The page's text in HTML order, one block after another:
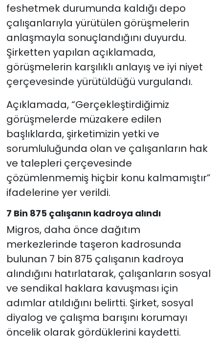
feshetmek durumunda kaldığı depo
çalışanlarıyla yürütülen görüşmelerin
anlaşmayla sonuçlandığını duyurdu.
Şirketten yapılan açıklamada,
görüşmelerin karşılıklı anlayış ve iyi niyet
çerçevesinde yürütüldüğü vurgulandı.
Açıklamada, “Gerçekleştirdiğimiz
görüşmelerde müzakere edilen
başlıklarda, şirketimizin yetki ve
sorumluluğunda olan ve çalışanların hak
ve talepleri çerçevesinde
çözümlenmemiş hiçbir konu kalmamıştır”
ifadelerine yer verildi.
7 Bin 875 çalışanın kadroya alındı
Migros, daha önce dağıtım
merkezlerinde taşeron kadrosunda
bulunan 7 bin 875 çalışanın kadroya
alındığını hatırlatarak, çalışanların sosyal
ve sendikal haklara kavuşması için
adımlar atıldığını belirtti. Şirket, sosyal
diyalog ve çalışma barışını korumayı
öncelik olarak gördüklerini kaydetti.